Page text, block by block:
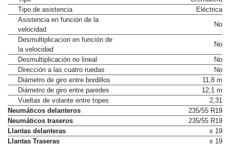
Tipo de asistencia
Eléctrica
Asistencia en función de la
velocidad
No
Desmultiplicacion en función de
la velocidad
No
Desmultiplicación no lineal
No
Dirección a las cuatro ruedas
No
Diámetro de giro entre bordillos
11,8 m
Diámetro de giro entre paredes
12,1 m
Vueltas de volante entre topes
2,31
Neumáticos delanteros
235/55 R19
Neumáticos traseros
235/55 R19
Llantas delanteras
x 19
Llantas Traseras
x 19